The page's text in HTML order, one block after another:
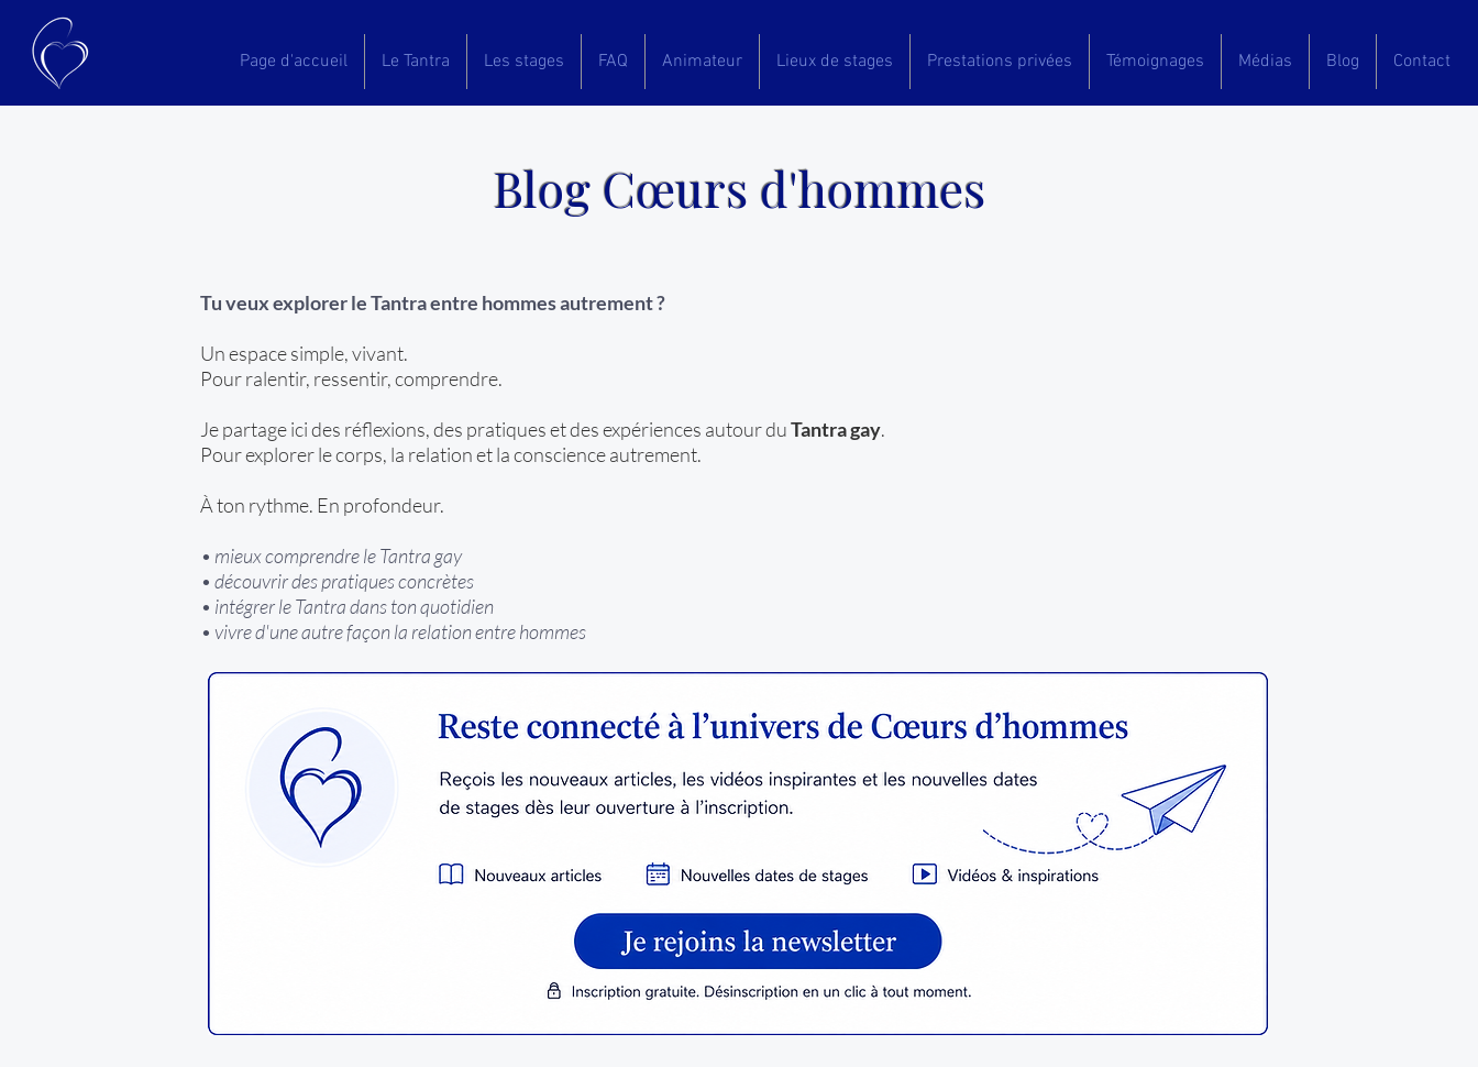
Page d'accueil Le Tantra Les stages FAQ Animateur Lieux de stages Prestations privées Témoignages Médias Blog Contact
Blog Cœurs d'hommes
Tu veux explorer le Tantra entre hommes autrement ?
Un espace simple, vivant.
Pour ralentir, ressentir, comprendre.
Je partage ici des réflexions, des pratiques et des expériences autour duTantra gay.
Pour explorer le corps, la relation et la conscience autrement.
À ton rythme. En profondeur.
• mieux comprendre le Tantra gay
• découvrir des pratiques concrètes
• intégrer le Tantra dans ton quotidien
• vivre d'une autre façon la relation entre hommes